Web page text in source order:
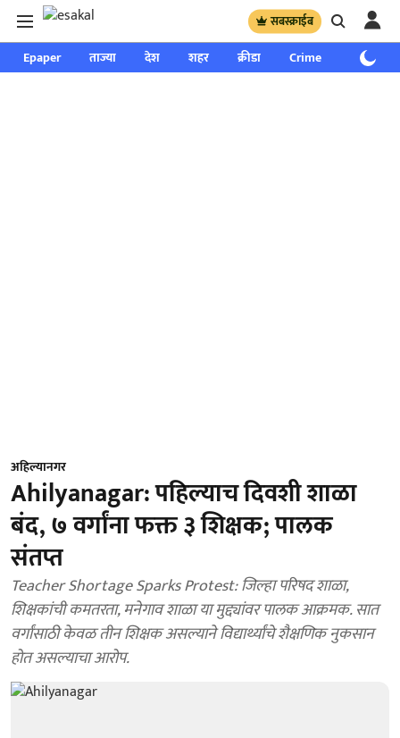
सबस्क्राईब
Epaper ताज्या देश शहर क्रीडा Crime साप्ताहिक
अहिल्यानगर
Ahilyanagar: पहिल्याच दिवशी शाळा
बंद, ७ वर्गांना फक्त ३ शिक्षक; पालक
संतप्त
Teacher Shortage Sparks Protest: जिल्हा परिषद शाळा,
शिक्षकांची कमतरता, मनेगाव शाळा या मुद्द्यांवर पालक आक्रमक. सात
वर्गांसाठी केवळ तीन शिक्षक असल्याने विद्यार्थ्यांचे शैक्षणिक नुकसान
होत असल्याचा आरोप.